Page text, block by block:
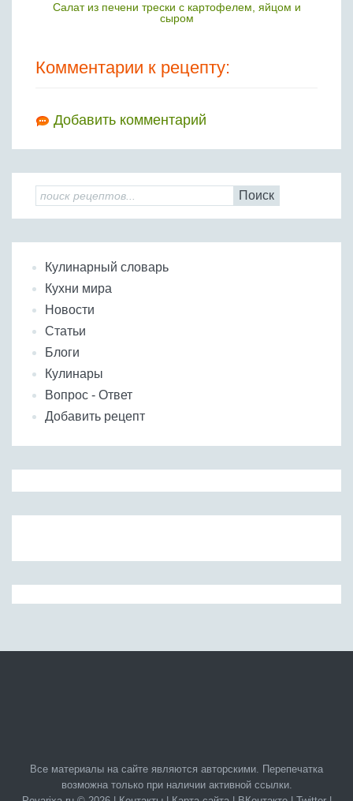
Салат из печени трески с картофелем, яйцом и
сыром
Комментарии к рецепту:
Добавить комментарий
Поиск
Кулинарный словарь
Кухни мира
Новости
Статьи
Блоги
Кулинары
Вопрос - Ответ
Добавить рецепт
Все материалы на сайте являются авторскими. Перепечатка
возможна только при наличии активной ссылки.